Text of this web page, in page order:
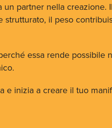
partner nella
il peso
essa rende possibile
e inizia a creare il tuo